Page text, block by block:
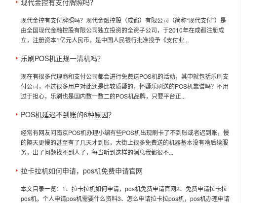
现代金控有支付牌照吗？
现代金控有支付牌照吗？现代金融控股（成都）有限公司（简称“现代支付”）是
由全国现代金融控股有限公司独立投资的全资子公司，于2010年在成都注册成
立，注册资本1亿元人民币，是中国人民银行批准授予《支付业...
乐刷POS机正规一清机吗？
现在有很多代理商和支付公司都会进行免费送POS机的活动，其中就包括乐刷支
付公司，不过很多用户对此还是比较质疑的，怀疑乐刷送的POS机靠谱吗？不用
过于担心，乐刷也是国内数一数二的POS机品牌，只要平台正...
POS机延迟不到账的6种原因？
经常有网友问南京POS机办理小编有些POS机出现刷卡了不到账或者迟到账，慢
的隔天更慢的甚至有了几天才到账，大街上很多免费送的机器基本没有啥后续服
务，出了问题找不到人了，每当听到这样的消息我都很不...
拉卡拉机如何申请，pos机免费申请官网
本文目录一览：1、拉卡拉机如何申请，pos机免费申请官网2、免费申请拉卡拉
pos机，个人申请pos机需要什么资料3、怎么申请拉卡拉pos机，pos机办理申请